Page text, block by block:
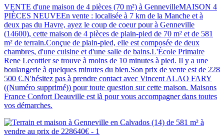
VENTE d'une maison de 4 pièces (70 m²) à GennevilleMAISON 4
PIÈCES NEUVEEn vente : localisée à 7 km de la Manche et à
deux pas du Havre, ayez le coup de coeur pour à Genneville
(14600), cette maison de 4 pièces de plain-pied de 70 m² et de 581
m² de terrain.Conçue de plain-pied, elle est composée de deux
chambres, d'une cuisine et d'une salle de bains.L'École Primaire
Rene Lecottier se trouve à moins de 10 minutes à pied. Il y a une
boulangerie à quelques minutes du bien.Son prix de vente est de 228
500 €.N'hésitez pas à prendre contact avec Vincent ALAO FARY
((Numéro supprimé)) pour toute question sur cette maison. Maisons
France Confort Deauville est là pour vous accompagner dans toutes
vos démarches.